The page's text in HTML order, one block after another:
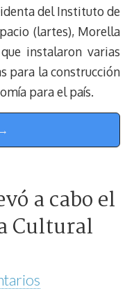
del Instituto de
(lartes), Morella
instalaron varias
para la construcción
para el país.
a cabo el
Cultural